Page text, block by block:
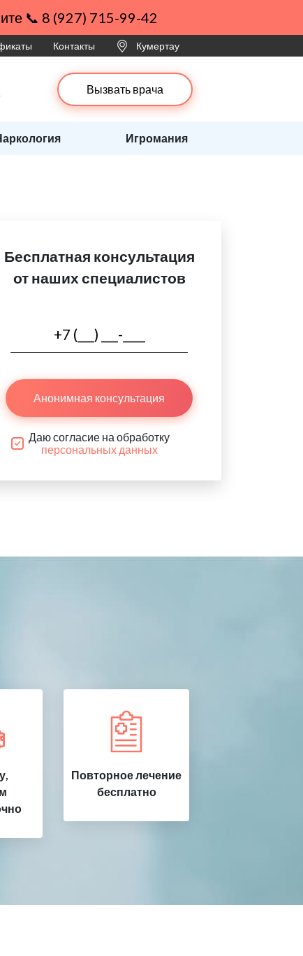
📞 8 (927) 715-99-42
Контакты Кумертау
Вызвать врача
Игромания
Бесплатная консультация
от наших специалистов
Анонимная консультация
Даю согласие на обработку
персональных данных
Повторное лечение
бесплатно